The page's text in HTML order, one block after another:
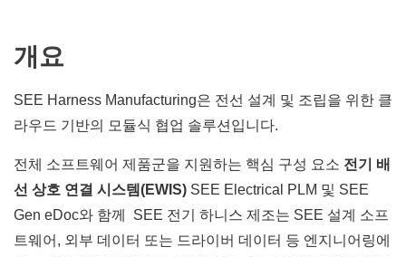
개요
SEE Harness Manufacturing은 전선 설계 및 조립을 위한 클
라우드 기반의 모듈식 협업 솔루션입니다.
전체 소프트웨어 제품군을 지원하는 핵심 구성 요소 전기 배
선 상호 연결 시스템(EWIS) SEE Electrical PLM 및 SEE
Gen eDoc와 함께
SEE 전기 하니스 제조는 SEE 설계 소프
트웨어, 외부 데이터 또는 드라이버 데이터 등 엔지니어링에